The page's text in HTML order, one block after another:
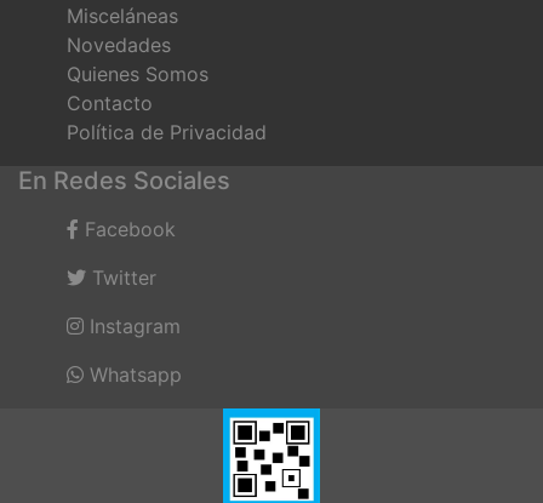
Misceláneas
Novedades
Quienes Somos
Contacto
Política de Privacidad
En Redes Sociales
Facebook
Twitter
Instagram
Whatsapp